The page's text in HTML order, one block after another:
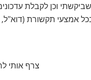
וכן לקבלת
צרף אותי